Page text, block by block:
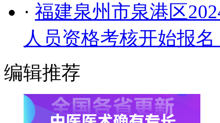
· 福建泉州市泉港区
人员资格考核开始报名
编辑推荐